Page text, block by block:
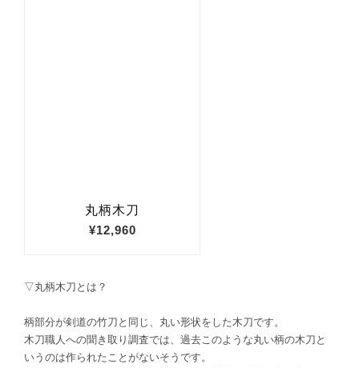
▽丸柄木刀とは？
柄部分が剣道の竹刀と同じ、丸い形状をした木刀です。
木刀職人への聞き取り調査では、過去このような丸い柄の木刀と
いうのは作られたことがないそうです。